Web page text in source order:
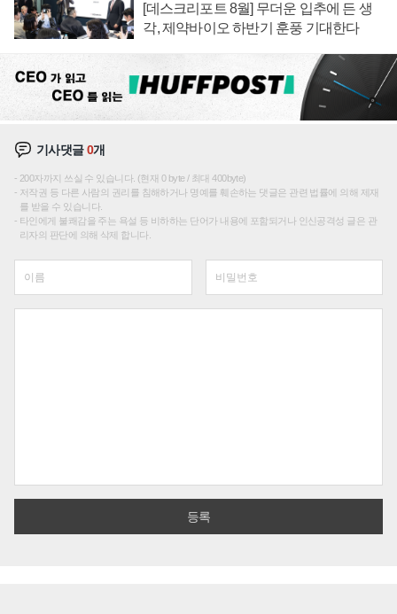
[데스크리포트 8월] 무더운 입추에 든 생
각, 제약바이오 하반기 훈풍 기대한다
기사댓글0개
200자까지 쓰실 수 있습니다. (현재 0 byte / 최대 400byte)
저작권 등 다른 사람의 권리를 침해하거나 명예를 훼손하는 댓글은 관련 법률에 의해 제재
를 받을 수 있습니다.
타인에게 불쾌감을 주는 욕설 등 비하하는 단어가 내용에 포함되거나 인신공격성 글은 관
리자의 판단에 의해 삭제 합니다.